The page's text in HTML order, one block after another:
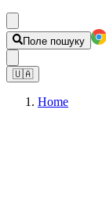
Поле пошуку
🇺🇦
Home